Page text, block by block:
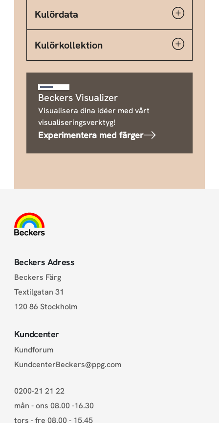
Kulördata
Kulörkollektion
Beckers Visualizer
Visualisera dina idéer med vårt
visualiseringsverktyg!
Experimentera med färger
Beckers Adress
Beckers Färg
Textilgatan 31
120 86 Stockholm
Kundcenter
Kundforum
KundcenterBeckers@ppg.com
0200-21 21 22
mån - ons 08.00 -16.30
tors - fre 08.00 - 15.45